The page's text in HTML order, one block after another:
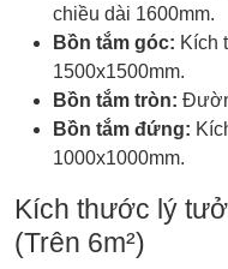
chiều dài 1600mm.
Bồn tắm góc: Kích
1500x1500mm.
Bồn tắm tròn:
Bồn tắm đứng:
1000x1000mm.
Kích thước lý
(Trên 6m²)